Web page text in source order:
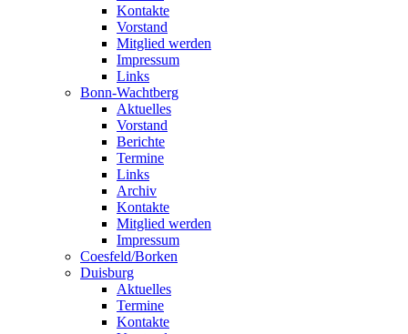
Kontakte
Vorstand
Mitglied werden
Impressum
Links
Bonn-Wachtberg
Aktuelles
Vorstand
Berichte
Termine
Links
Archiv
Kontakte
Mitglied werden
Impressum
Coesfeld/Borken
Duisburg
Aktuelles
Termine
Kontakte